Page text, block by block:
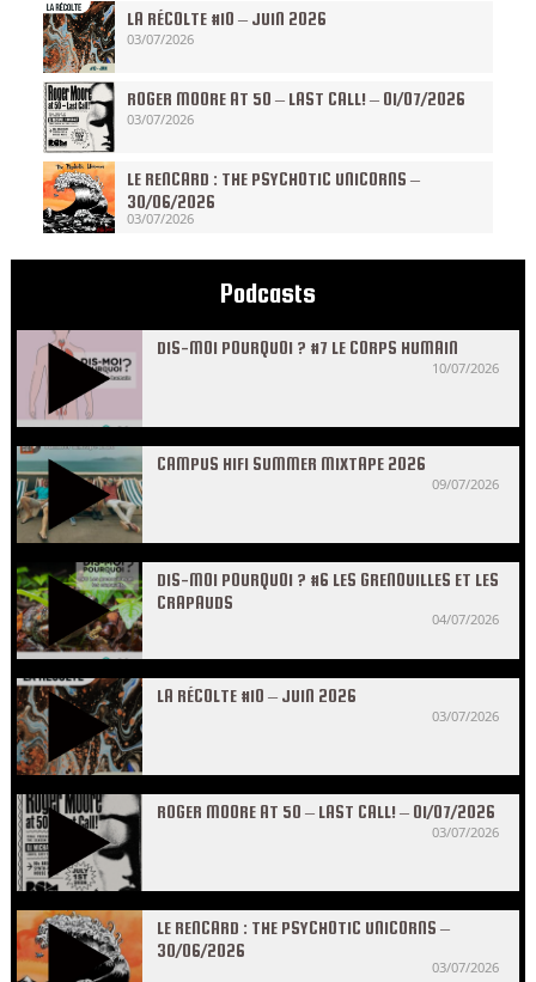
LA RÉCOLTE #10 – JUIN 2026
03/07/2026
ROGER MOORE AT 50 – LAST CALL! – 01/07/2026
03/07/2026
LE RENCARD : THE PSYCHOTIC UNICORNS –
30/06/2026
03/07/2026
Podcasts
DIS-MOI POURQUOI ? #7 LE CORPS HUMAIN
10/07/2026
CAMPUS HIFI SUMMER MIXTAPE 2026
09/07/2026
DIS-MOI POURQUOI ? #6 LES GRENOUILLES ET LES
CRAPAUDS
04/07/2026
LA RÉCOLTE #10 – JUIN 2026
03/07/2026
ROGER MOORE AT 50 – LAST CALL! – 01/07/2026
03/07/2026
LE RENCARD : THE PSYCHOTIC UNICORNS –
30/06/2026
03/07/2026